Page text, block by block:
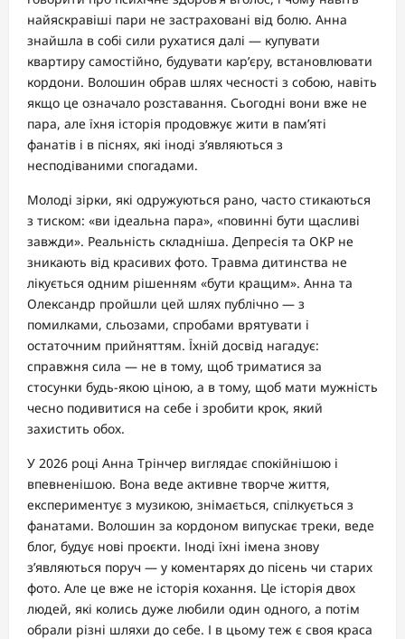
найяскравіші пари не застраховані від болю. Анна
знайшла в собі сили рухатися далі — купувати
квартиру самостійно, будувати кар’єру, встановлювати
кордони. Волошин обрав шлях чесності з собою, навіть
якщо це означало розставання. Сьогодні вони вже не
пара, але їхня історія продовжує жити в пам’яті
фанатів і в піснях, які іноді з’являються з
несподіваними спогадами.
Молоді зірки, які одружуються рано, часто стикаються
з тиском: «ви ідеальна пара», «повинні бути щасливі
завжди». Реальність складніша. Депресія та ОКР не
зникають від красивих фото. Травма дитинства не
лікується одним рішенням «бути кращим». Анна та
Олександр пройшли цей шлях публічно — з
помилками, сльозами, спробами врятувати і
остаточним прийняттям. Їхній досвід нагадує:
справжня сила — не в тому, щоб триматися за
стосунки будь-якою ціною, а в тому, щоб мати мужність
чесно подивитися на себе і зробити крок, який
захистить обох.
У 2026 році Анна Трінчер виглядає спокійнішою і
впевненішою. Вона веде активне творче життя,
експериментує з музикою, знімається, спілкується з
фанатами. Волошин за кордоном випускає треки, веде
блог, будує нові проєкти. Іноді їхні імена знову
з’являються поруч — у коментарях до пісень чи старих
фото. Але це вже не історія кохання. Це історія двох
людей, які колись дуже любили один одного, а потім
обрали різні шляхи до себе. І в цьому теж є своя краса